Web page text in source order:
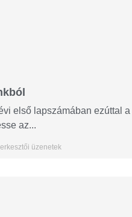
első lapszámában ezúttal
az...
üzenetek